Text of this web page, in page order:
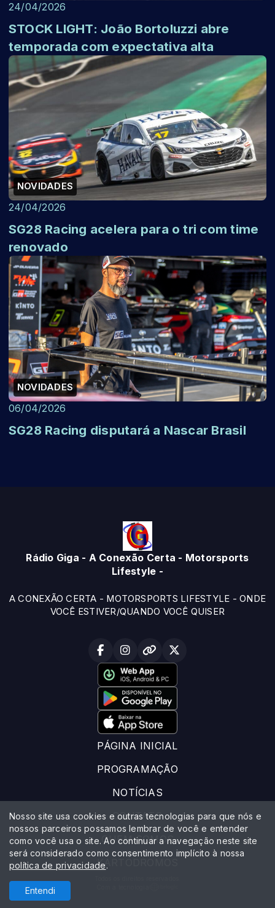
24/04/2026
STOCK LIGHT: João Bortoluzzi abre
temporada com expectativa alta
NOVIDADES
24/04/2026
SG28 Racing acelera para o tri com time
renovado
NOVIDADES
06/04/2026
SG28 Racing disputará a Nascar Brasil
Rádio Giga - A Conexão Certa - Motorsports
Lifestyle -
A CONEXÃO CERTA - MOTORSPORTS LIFESTYLE - ONDE
VOCÊ ESTIVER/QUANDO VOCÊ QUISER
PÁGINA INICIAL
PROGRAMAÇÃO
NOTÍCIAS
CONTATO
QUEM SOMOS
KARTÓDROMOS
Nosso site usa cookies e outras tecnologias para que nós e
nossos parceiros possamos lembrar de você e entender
como você usa o site. Ao continuar a navegação neste site
será considerado como consentimento implícito à nossa
política de privacidade.
Entendi